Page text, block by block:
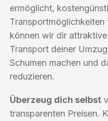
ermöglicht,
können wir dir
Transport deiner
Schumen machen und
reduzieren.
Überzeug dich selbst
transparenten Preisen.